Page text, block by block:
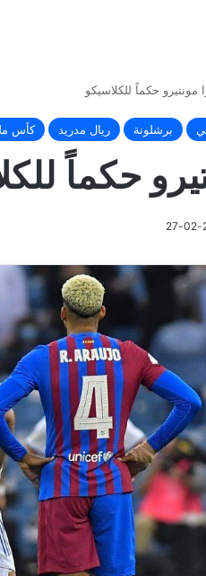
مونتيرو حكماً للكلاسيكو
برشلونة ريال مدريد كأس
حكماً